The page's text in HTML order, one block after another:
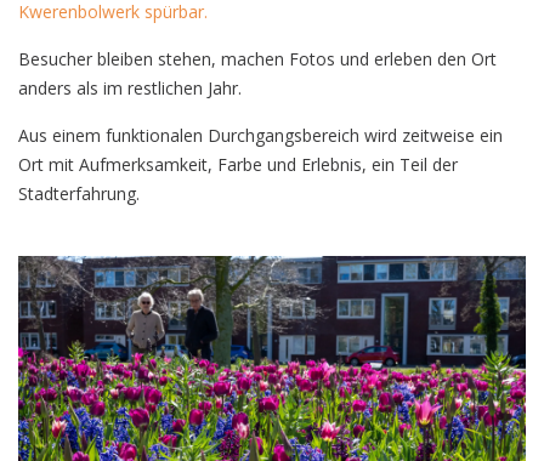
Kwerenbolwerk spürbar.
Besucher bleiben stehen, machen Fotos und erleben den Ort
anders als im restlichen Jahr.
Aus einem funktionalen Durchgangsbereich wird zeitweise ein
Ort mit Aufmerksamkeit, Farbe und Erlebnis, ein Teil der
Stadterfahrung.